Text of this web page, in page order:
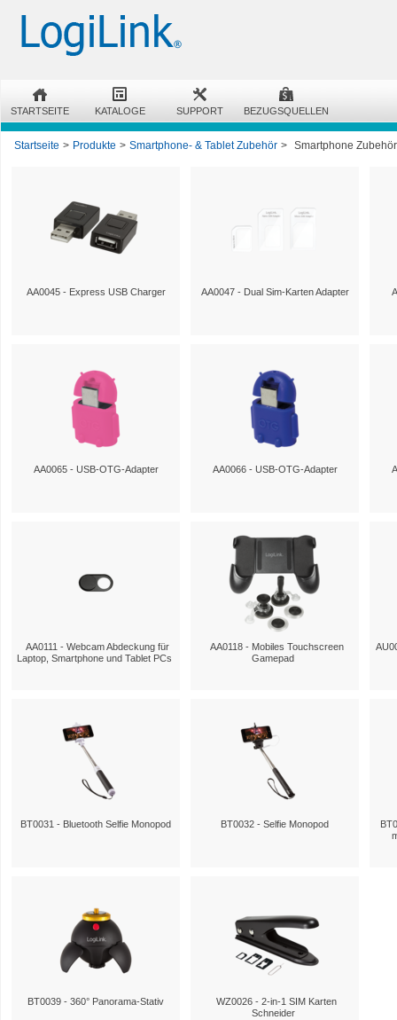
STARTSEITE KATALOGE SUPPORT BEZUGSQUELLEN
Startseite > Produkte > Smartphone- & Tablet Zubehör > Smartphone Zubehör
AA0045 - Express USB Charger AA0047 - Dual Sim-Karten Adapter
AA0065 - USB-OTG-Adapter AA0066 - USB-OTG-Adapter
AA0111 - Webcam Abdeckung für
Laptop, Smartphone und Tablet PCs
AA0118 - Mobiles Touchscreen
Gamepad
BT0031 - Bluetooth Selfie Monopod BT0032 - Selfie Monopod
BT0039 - 360° Panorama-Stativ
WZ0026 - 2-in-1 SIM Karten
Schneider